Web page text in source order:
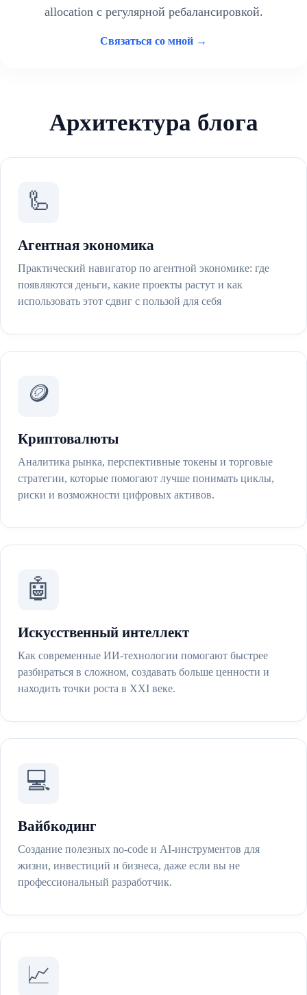
allocation с регулярной ребалансировкой.
Связаться со мной →
Архитектура блога
🦾
Агентная экономика
Практический навигатор по агентной экономике: где
появляются деньги, какие проекты растут и как
использовать этот сдвиг с пользой для себя
🪙
Криптовалюты
Аналитика рынка, перспективные токены и торговые
стратегии, которые помогают лучше понимать циклы,
риски и возможности цифровых активов.
🤖
Искусственный интеллект
Как современные ИИ-технологии помогают быстрее
разбираться в сложном, создавать больше ценности и
находить точки роста в XXI веке.
💻
Вайбкодинг
Создание полезных no-code и AI-инструментов для
жизни, инвестиций и бизнеса, даже если вы не
профессиональный разработчик.
📈